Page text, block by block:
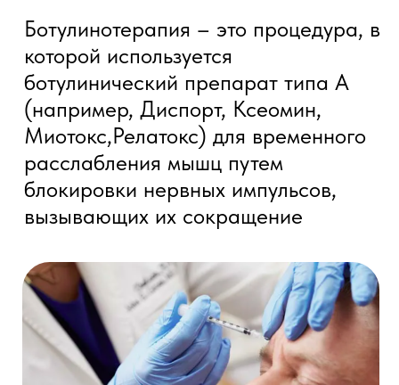
Показания к
ботулинотерапии
Головные боли напряжения:
хронические головные боли,
мигрень.
непроизвольное стискивание
челюстей.
Спазмы мышц лица и шеи:
блефароспазм (непроизвольное
моргание), спастическая
кривошея.
Слезотечение:чрезмерное